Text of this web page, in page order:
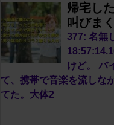
帰宅し
叫びま
377: 名無
けど。 バ
て、携帯で音楽を流しな
てた。大体2